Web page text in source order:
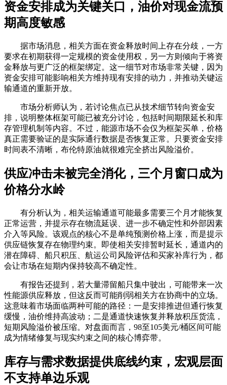
资金安排成为关键关口，油价对现金流预
期高度敏感
据市场消息，相关方面在资金释放时间上存在分歧，一方
要求在初期获得一定规模的资金使用权，另一方则倾向于将资
金释放与更广泛的框架绑定。这一细节对市场非常关键，因为
资金安排可能影响相关方维持现有安排的动力，并推动关键运
输通道的重新开放。
市场分析师认为，若讨论焦点已从技术细节转向资金安
排，说明整体框架可能已被充分讨论，包括时间期限延长和库
存管理机制等内容。不过，能源市场不会仅为框架买单，价格
真正需要验证的是实际通行数据是否恢复正常。只要资金安排
时间表不清晰，布伦特原油就很难完全挤出风险溢价。
供应冲击未被完全消化，三个月窗口成为
价格分水岭
有分析认为，相关运输通道可能最多需要三个月才能恢复
正常运营，并提示存在物流延误、进一步不确定性和外部因素
介入等风险。该观点的核心不是单纯预测价格上涨，而是提示
供应链恢复存在物理约束。即使相关安排暂时延长，通道内的
潜在障碍、船只积压、航运公司风险评估和买家补库行为，都
会让市场在短期内保持较高不确定性。
有报告还提到，若大量滞留船只集中驶出，可能带来一次
性能源供应释放，但这反而可能削弱相关方在协商中的立场。
这意味着市场面临两种可能的路径：一是安排推进但通行恢复
缓慢，油价维持高波动；二是通道快速恢复并释放积压货流，
短期风险溢价被压缩。对盘面而言，98至105美元/桶区间可能
成为情绪修复与现实约束之间的核心博弈带。
库存与需求数据提供底线约束，宏观层面
不支持单边乐观